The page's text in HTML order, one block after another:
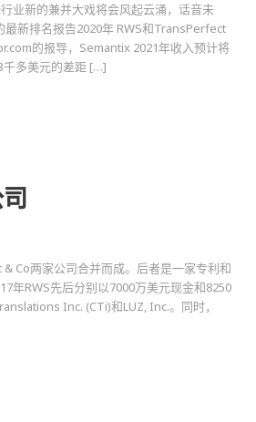
业新的兼并大戏将会风起云涌，话音未
新排名报告2020年 RWS和TransPerfect
的报导，Semantix 2021年收入预计将
千多美元的差距 […]
Co两家公司合并而成。后者是一家专利和
年RWS先后分别以7000万美元现金和8250
Inc. (CTi)和LUZ, Inc.。同时，